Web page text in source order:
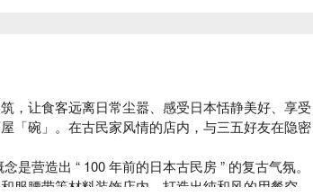
，让食客远离日常尘嚣、感受日本恬静美好、享受
「碗」。在古民家风情的店内，与三五好友在隐密
是营造出 “ 100 年前的日本古民房 ” 的复古气氛。
服腰带等材料装饰店内，打造出纯和风的用餐空